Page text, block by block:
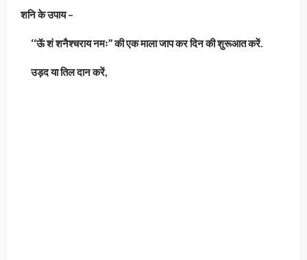
शनि के उपाय –
‘‘ऊॅ शं शनैश्चराय नमः’’ की एक माला जाप कर दिन की शुरूआत करें.
उड़द या तिल दान करें,